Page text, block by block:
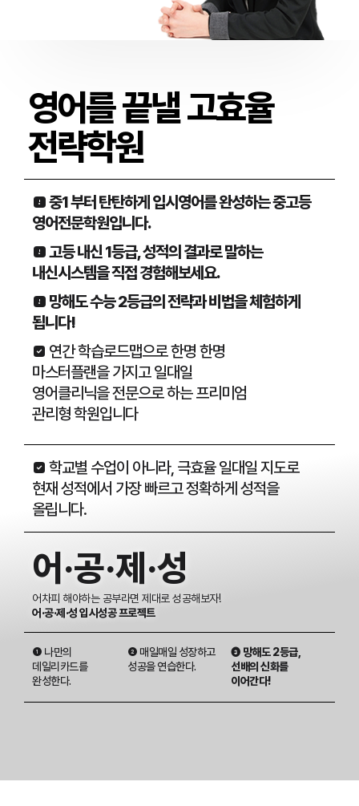
영어를 끝낼 고효율
전략학원
 중1 부터 탄탄하게 입시영어를 완성하는 중고등
영어전문학원입니다.
 고등 내신 1등급, 성적의 결과로 말하는
내신시스템을 직접 경험해보세요.
 망해도 수능 2등급의 전략과 비법을 체험하게
됩니다!
 연간 학습로드맵으로 한명 한명
마스터플랜을 가지고 일대일
영어클리닉을 전문으로 하는 프리미엄
관리형 학원입니다
 학교별 수업이 아니라, 극효율 일대일 지도로
현재 성적에서 가장 빠르고 정확하게 성적을
올립니다.
어·공·제·성
어차피 해야하는 공부라면 제대로 성공해보자!
어·공·제·성 입시성공 프로젝트
❶ 나만의
데일리카드를
완성한다.
❷ 매일매일 성장하고
성공을 연습한다.
❸ 망해도 2등급,
선배의 신화를
이어간다!